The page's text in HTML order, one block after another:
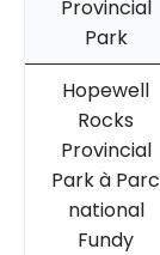
Provincial
Park
Hopewell
Rocks
Provincial
Park à Parc
national
Fundy